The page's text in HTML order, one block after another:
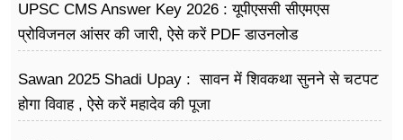
UPSC CMS Answer Key 2026 : यूपीएससी सीएमएस
प्रोविजनल आंसर की जारी, ऐसे करें PDF डाउनलोड
Sawan 2025 Shadi Upay : सावन में शिवकथा सुनने से चटपट
होगा विवाह , ऐसे करें महादेव की पूजा